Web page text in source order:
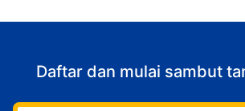
Daftar dan mulai sambut